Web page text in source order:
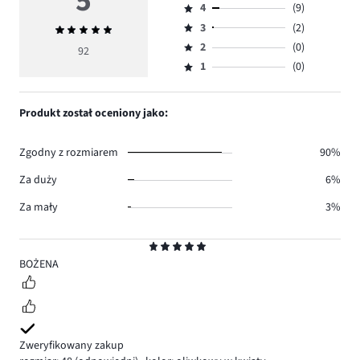
5
BOŻENA
Zweryfikowany zakup
Średnia
ocena
92
5,
ilość
głosów
81.
Ocena
4,
ilość
głosów
4
(9)
Ocena
3,
ilość
3
(2)
Ocena
2,
2
(0)
Ocena
1,
1 (0)
Produkt został oceniony jako:
Zgodny z rozmiarem
90%
Za duży
6%
Za mały
3%